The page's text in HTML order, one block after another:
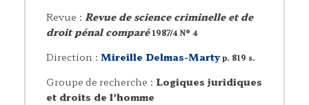
Revue : Revue de science criminelle et de
droit pénal comparé 1987/4 N° 4
Direction : Mireille Delmas-Marty p. 819 s.
Groupe de recherche : Logiques juridiques
et droits de l’homme